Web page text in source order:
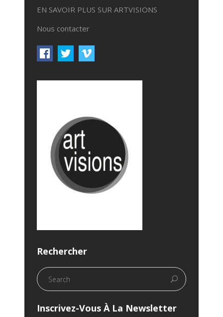
EN SAVOIR PLUS SUR ARTVISIONS
Nous contacter
Rechercher
Inscrivez-Vous À La Newsletter